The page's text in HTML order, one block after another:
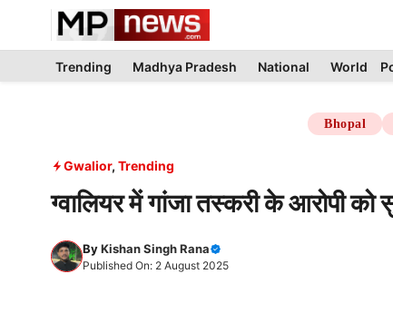
contentTrending Madhya Pradesh National World
Bhopal
Gwalior, Trending
ग्वालियर में गांजा तस्करी के आरोपी को
ByKishan Singh Rana
Published On: 2 August 2025